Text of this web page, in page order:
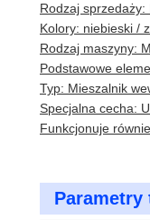
Rodzaj sprzedaży:
Kolory: niebieski /
Rodzaj maszyny:
Podstawowe
Typ: Mieszalnik
Specjalna cecha:
Funkcjonuje
Parametry